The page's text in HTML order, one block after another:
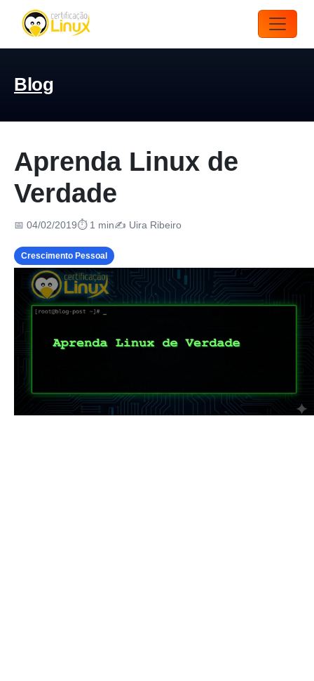
Blog
Aprenda Linux de
Verdade
📅 04/02/2019⏱ 1 min✍️ Uira Ribeiro
Crescimento Pessoal